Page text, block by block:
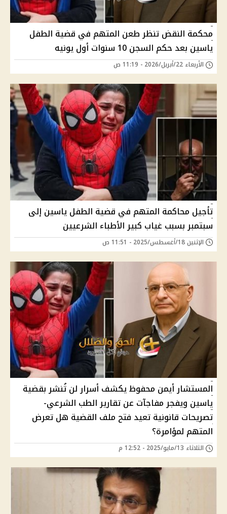
محكمة النقض تنظر طعن المتهم في قضية الطفل
ياسين بعد حكم السجن 10 سنوات أول يونيه
الأربعاء 22/أبريل/2026 - 11:19 ص
تأجيل محاكمة المتهم في قضية الطفل ياسين إلى
سبتمبر بسبب غياب كبير الأطباء الشرعيين
الإثنين 18/أغسطس/2025 - 11:51 ص
المستشار أيمن محفوظ يكشف أسرار لن تُنشر بقضية
ياسين ويفجر مفاجآت عن تقارير الطب الشرعي-
تصريحات قانونية تعيد فتح ملف القضية هل تعرض
المتهم لمؤامرة؟
الثلاثاء 13/مايو/2025 - 12:52 م